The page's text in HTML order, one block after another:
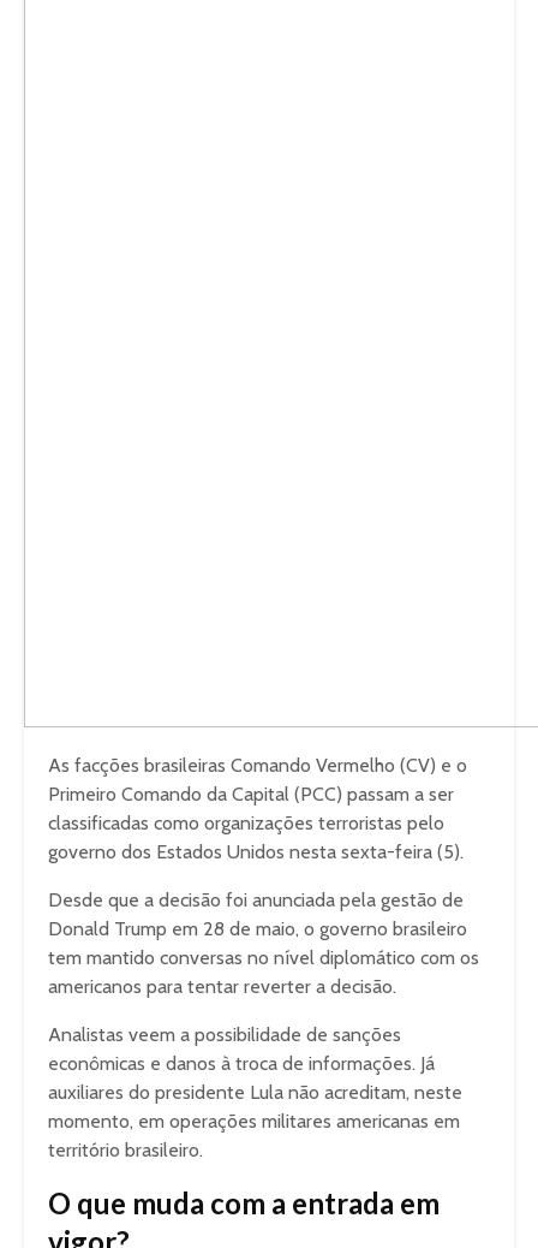
As facções brasileiras Comando Vermelho (CV) e o
Primeiro Comando da Capital (PCC) passam a ser
classificadas como organizações terroristas pelo
governo dos Estados Unidos nesta sexta-feira (5).
Desde que a decisão foi anunciada pela gestão de
Donald Trump em 28 de maio, o governo brasileiro
tem mantido conversas no nível diplomático com os
americanos para tentar reverter a decisão.
Analistas veem a possibilidade de sanções
econômicas e danos à troca de informações. Já
auxiliares do presidente Lula não acreditam, neste
momento, em operações militares americanas em
território brasileiro.
O que muda com a entrada em